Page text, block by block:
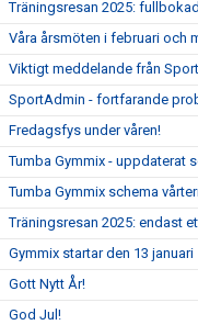
Träningsresan 2025:
Våra årsmöten i februari och
Viktigt meddelande från
SportAdmin - fortfarande
Fredagsfys under våren!
Tumba Gymmix - uppdaterat
Tumba Gymmix schema
Träningsresan 2025: endast
Gymmix startar den 13 januari
Gott Nytt År!
God Jul!